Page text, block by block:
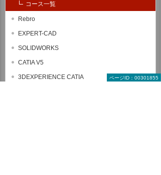
ページID：00301855
コース一覧
Rebro
EXPERT-CAD
SOLIDWORKS
CATIA V5
3DEXPERIENCE CATIA